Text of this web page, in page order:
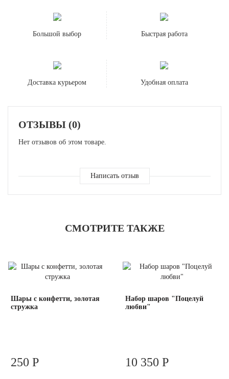
Большой выбор Быстрая работа
Доставка курьером Удобная оплата
ОТЗЫВЫ (0)
Нет отзывов об этом товаре.
Написать отзыв
СМОТРИТЕ ТАКЖЕ
Шары с конфетти, золотая
стружка
250 Р
Набор шаров "Поцелуй
любви"
10 350 Р